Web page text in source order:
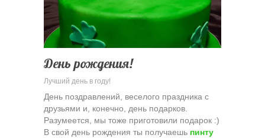
День рождения!
Лучший день в году!
День поздравлений, веселого праздника с
друзьями и, конечно, день подарков.
Разумеется, мы тоже приготовили подарок :)
В свой день рождения ты получаешь пинту